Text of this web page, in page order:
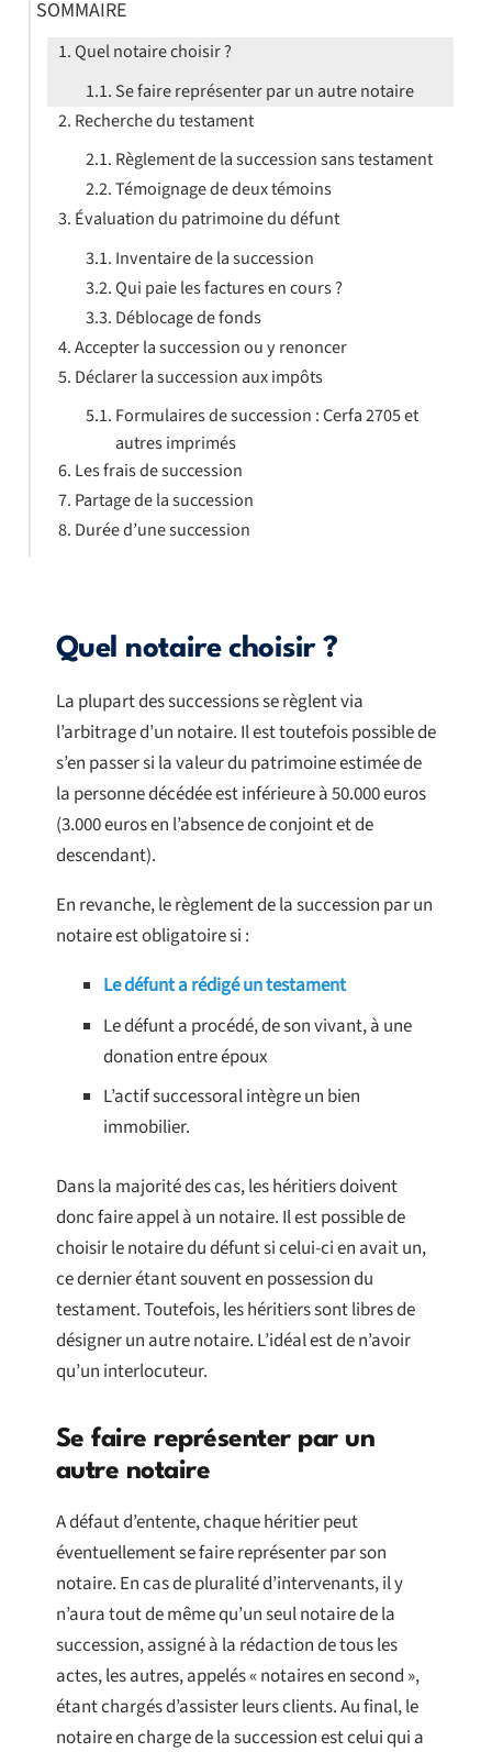
Quel notaire choisir ?
La plupart des successions se règlent via
l’arbitrage d’un notaire. Il est toutefois possible de
s’en passer si la valeur du patrimoine estimée de
la personne décédée est inférieure à 50.000 euros
(3.000 euros en l’absence de conjoint et de
descendant).
En revanche, le règlement de la succession par un
notaire est obligatoire si :
Le défunt a rédigé un testament
Le défunt a procédé, de son vivant, à une
donation entre époux
L’actif successoral intègre un bien
immobilier.
Dans la majorité des cas, les héritiers doivent
donc faire appel à un notaire. Il est possible de
choisir le notaire du défunt si celui-ci en avait un,
ce dernier étant souvent en possession du
testament. Toutefois, les héritiers sont libres de
désigner un autre notaire. L’idéal est de n’avoir
qu’un interlocuteur.
Se faire représenter par un
autre notaire
A défaut d’entente, chaque héritier peut
éventuellement se faire représenter par son
notaire. En cas de pluralité d’intervenants, il y
n’aura tout de même qu’un seul notaire de la
succession, assigné à la rédaction de tous les
actes, les autres, appelés « notaires en second »,
étant chargés d’assister leurs clients. Au final, le
notaire en charge de la succession est celui qui a
SOMMAIRE
Quel notaire choisir ?
Se faire représenter par un autre notaire
Recherche du testament
Règlement de la succession sans testament
Témoignage de deux témoins
Évaluation du patrimoine du défunt
Inventaire de la succession
Qui paie les factures en cours ?
Déblocage de fonds
Accepter la succession ou y renoncer
Déclarer la succession aux impôts
Formulaires de succession : Cerfa 2705 et
autres imprimés
Les frais de succession
Partage de la succession
Durée d’une succession